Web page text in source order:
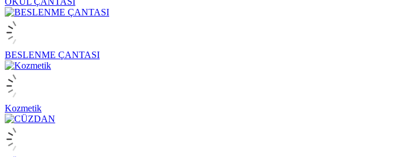
BESLENME ÇANTASI
Kozmetik